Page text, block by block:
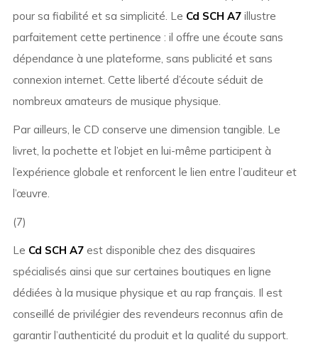
pour sa fiabilité et sa simplicité. Le Cd SCH A7illustre
parfaitement cette pertinence : il offre une écoute sans
dépendance à une plateforme, sans publicité et sans
connexion internet. Cette liberté d’écoute séduit de
nombreux amateurs de musique physique.
Par ailleurs, le CD conserve une dimension tangible. Le
livret, la pochette et l’objet en lui-même participent à
l’expérience globale et renforcent le lien entre l’auditeur et
l’œuvre.
(7)
Le Cd SCH A7est disponible chez des disquaires
spécialisés ainsi que sur certaines boutiques en ligne
dédiées à la musique physique et au rap français. Il est
conseillé de privilégier des revendeurs reconnus afin de
garantir l’authenticité du produit et la qualité du support.